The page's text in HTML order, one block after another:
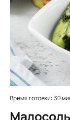
Время готовки: 30